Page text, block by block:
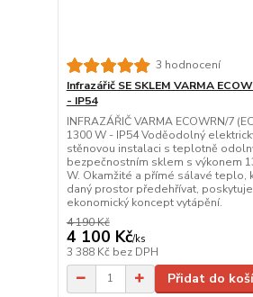
3 hodnocení
Infrazářič SE SKLEM VARMA
- IP54
INFRAZÁŘIČ VARMA ECOWRN/7
1300 W - IP54 Voděodolný
stěnovou instalaci s teplotně
bezpečnostním sklem s výkonem
W. Okamžité a přímé sálavé teplo,
daný prostor předehřívat,
ekonomický koncept vytápění.
4 190 Kč
4 100 Kč/ks
3 388 Kč bez DPH
Přidat do